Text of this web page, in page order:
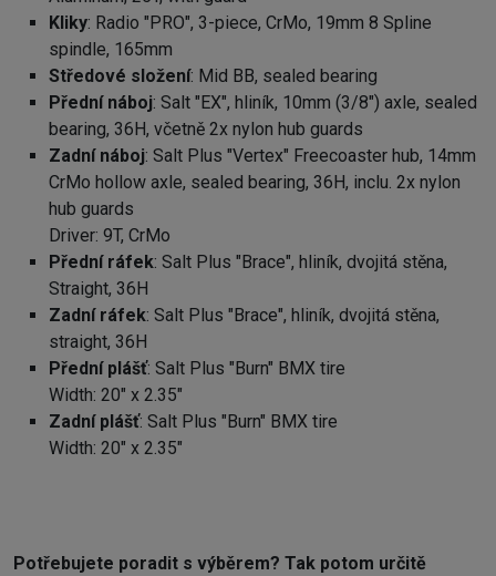
Kliky: Radio "PRO", 3-piece, CrMo, 19mm 8 Spline
spindle, 165mm
Středové složení: Mid BB, sealed bearing
Přední náboj: Salt "EX", hliník, 10mm (3/8") axle, sealed
bearing, 36H, včetně 2x nylon hub guards
Zadní náboj: Salt Plus "Vertex" Freecoaster hub, 14mm
CrMo hollow axle, sealed bearing, 36H, inclu. 2x nylon
hub guards
Driver: 9T, CrMo
Přední ráfek: Salt Plus "Brace", hliník, dvojitá stěna,
Straight, 36H
Zadní ráfek: Salt Plus "Brace", hliník, dvojitá stěna,
straight, 36H
Přední plášť: Salt Plus "Burn" BMX tire
Width: 20" x 2.35"
Zadní plášť: Salt Plus "Burn" BMX tire
Width: 20" x 2.35"
Potřebujete poradit s výběrem? Tak potom určitě